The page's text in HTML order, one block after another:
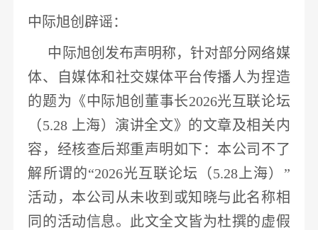
中际旭创辟谣：
中际旭创 发布声明称，针对部分网络媒
体、自媒体和社交媒体平台传播人为捏造
的题为《中际旭创 董事长2026光互联论坛
（5.28 上海）演讲全文》的文章及相关内
容，经核查后郑重声明如下：本公司不了
解所谓的“2026光互联论坛（5.28上海）”
活动，本公司从未收到或知晓与此名称相
同的活动信息。 此文全文皆为杜撰的虚假